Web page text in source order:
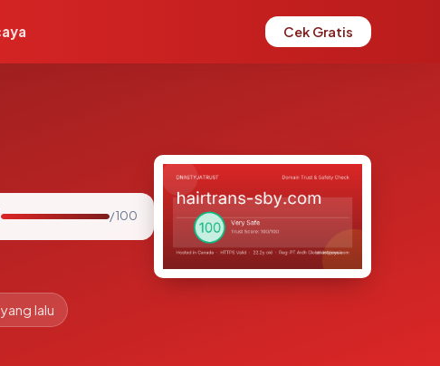
Cek Gratis
/ 100
lalu